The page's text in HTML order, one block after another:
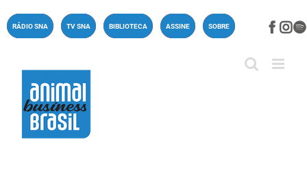
paraRÁDIO SNA TV SNA BIBLIOTECA ASSINE SOBRE